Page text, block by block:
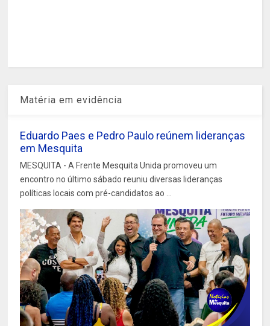
Matéria em evidência
Eduardo Paes e Pedro Paulo reúnem lideranças
em Mesquita
MESQUITA - A Frente Mesquita Unida promoveu um
encontro no último sábado reuniu diversas lideranças
políticas locais com pré-candidatos ao ...